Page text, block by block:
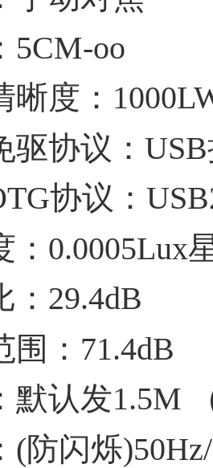
5CM-oo
晰度：
驱协议：
协议：
：0.0005Lux
：29.4dB
围：71.4dB
默认发1.5M
(防闪烁